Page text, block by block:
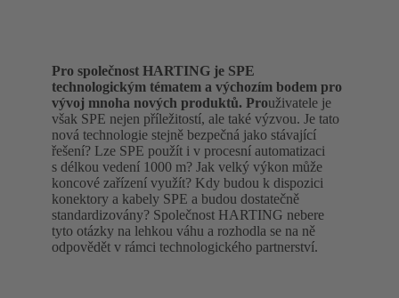
Pro společnost HARTING je SPE
technologickým tématem a výchozím bodem pro
vývoj mnoha nových produktů. Prouživatele je
však SPE nejen příležitostí, ale také výzvou. Je tato
nová technologie stejně bezpečná jako stávající
řešení? Lze SPE použít i v procesní automatizaci
s délkou vedení 1000 m? Jak velký výkon může
koncové zařízení využít? Kdy budou k dispozici
konektory a kabely SPE a budou dostatečně
standardizovány? Společnost HARTING nebere
tyto otázky na lehkou váhu a rozhodla se na ně
odpovědět v rámci technologického partnerství.